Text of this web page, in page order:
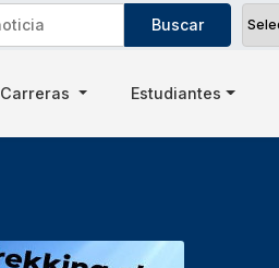
Carreras Estudiantes